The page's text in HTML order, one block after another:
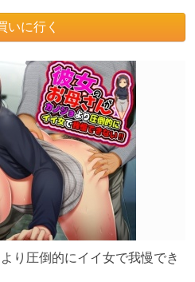
いに行く
り圧倒的にイイ女で我慢でき